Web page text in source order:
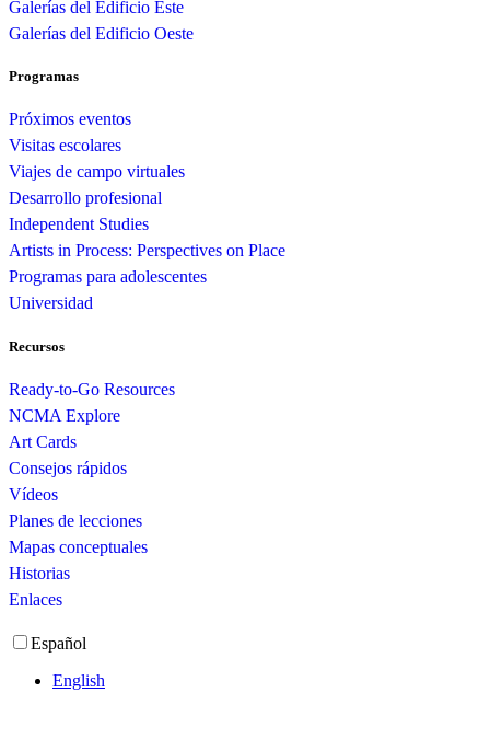
Galerías del Edificio Este
Galerías del Edificio Oeste
Programas
Próximos eventos
Visitas escolares
Viajes de campo virtuales
Desarrollo profesional
Independent Studies
Artists in Process: Perspectives on Place
Programas para adolescentes
Universidad
Recursos
Ready-to-Go Resources
NCMA Explore
Art Cards
Consejos rápidos
Vídeos
Planes de lecciones
Mapas conceptuales
Historias
Enlaces
Español
English